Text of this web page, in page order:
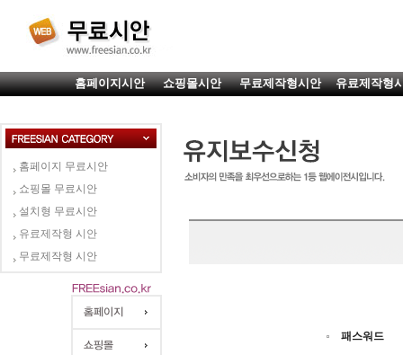
홈페이지시안 쇼핑몰시안 무료제작형시안 유료제작형
홈페이지 무료시안
쇼핑몰 무료시안
설치형 무료시안
유료제작형 시안
무료제작형 시안
패스워드